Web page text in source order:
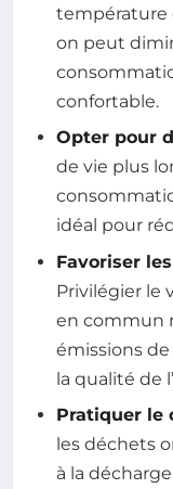
température
on peut
confortable.
Opter pour
de vie plus
idéal pour
Favoriser
Privilégier le
en commun
émissions de
la qualité de
Pratiquer le
les déchets
à la